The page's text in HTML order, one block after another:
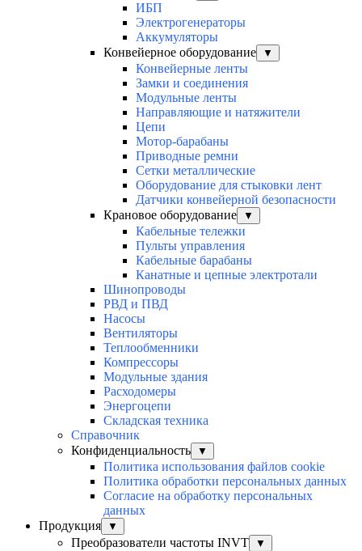
ИБП
Электрогенераторы
Аккумуляторы
Конвейерное оборудование
▼
Конвейерные ленты
Замки и соединения
Модульные ленты
Направляющие и натяжители
Цепи
Мотор-барабаны
Приводные ремни
Сетки металлические
Оборудование для стыковки лент
Датчики конвейерной безопасности
Крановое оборудование
▼
Кабельные тележки
Пульты управления
Кабельные барабаны
Канатные и цепные электротали
Шинопроводы
РВД и ПВД
Насосы
Вентиляторы
Теплообменники
Компрессоры
Модульные здания
Расходомеры
Энергоцепи
Складская техника
Справочник
Конфиденциальность
▼
Политика использования файлов cookie
Политика обработки персональных данных
Согласие на обработку персональных
данных
Продукция
▼
Преобразователи частоты INVT ▼